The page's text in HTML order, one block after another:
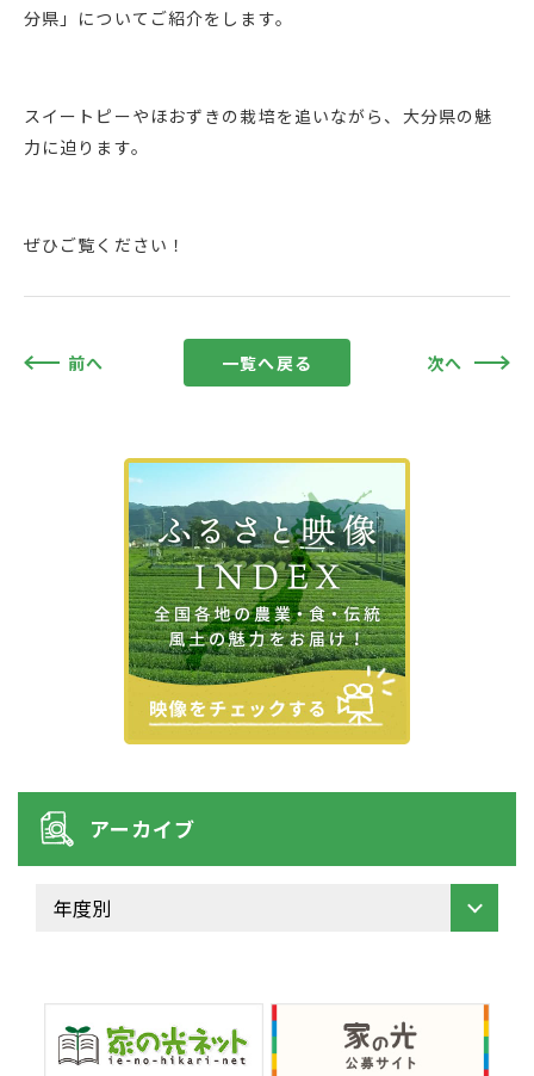
分県」についてご紹介をします。
スイートピーやほおずきの栽培を追いながら、大分県の魅
力に迫ります。
ぜひご覧ください！
前へ 一覧へ戻る 次へ
アーカイブ